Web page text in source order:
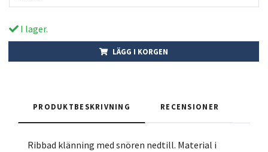
I lager.
LÄGG I KORGEN
PRODUKTBESKRIVNING RECENSIONER
Ribbad klänning med snören nedtill. Material i